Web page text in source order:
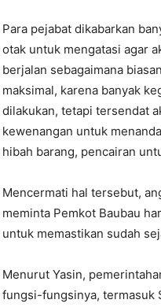
Para pejabat dikabarkan
otak untuk mengatasi agar
berjalan sebagaimana
maksimal, karena banyak
dilakukan, tetapi tersendat
kewenangan untuk
hibah barang, pencairan
Mencermati hal tersebut,
meminta Pemkot Baubau
untuk memastikan sudah
Menurut Yasin,
fungsi-fungsinya, termasuk